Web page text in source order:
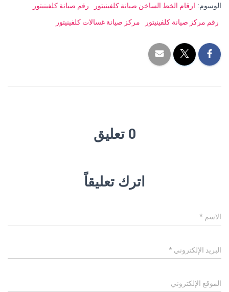
الوسوم: ارقام الخط الساخن صيانة كلفينيتور
رقم صيانة كلفينيتور
رقم مركز صيانة كلفينيتور
مركز صيانة غسالات كلفينيتور
0 تعليق
اترك تعليقاً
الاسم *
البريد الإلكتروني *
الموقع الإلكتروني